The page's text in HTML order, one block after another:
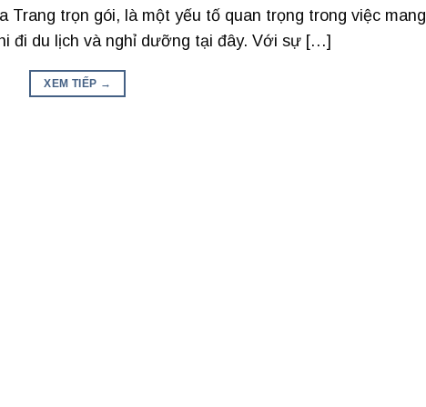
Trang trọn gói, là một yếu tố quan trọng trong việc mang
đi du lịch và nghỉ dưỡng tại đây. Với sự […]
XEM TIẾP →